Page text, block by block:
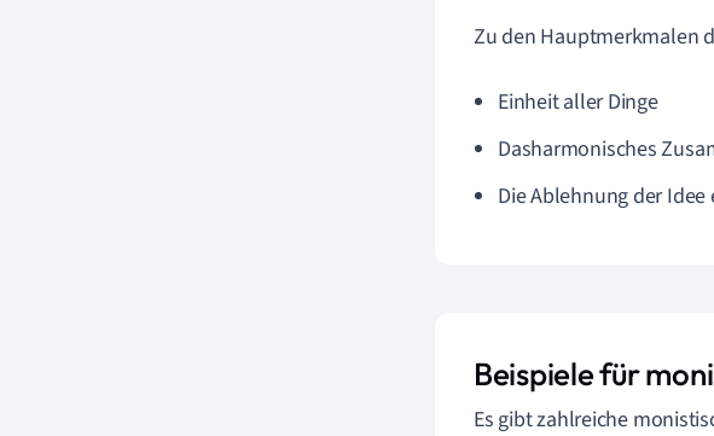
Zu den Hauptmerkmalen
Einheit aller Dinge
Dasharmonisches
Die Ablehnung der
Beispiele für
Es gibt zahlreiche